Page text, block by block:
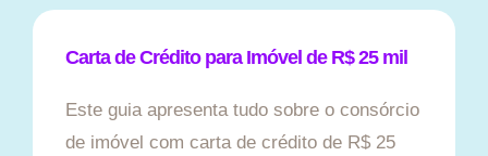
Carta de Crédito para Imóvel de R$ 25 mil
Este guia apresenta tudo sobre o consórcio
de imóvel com carta de crédito de R$ 25